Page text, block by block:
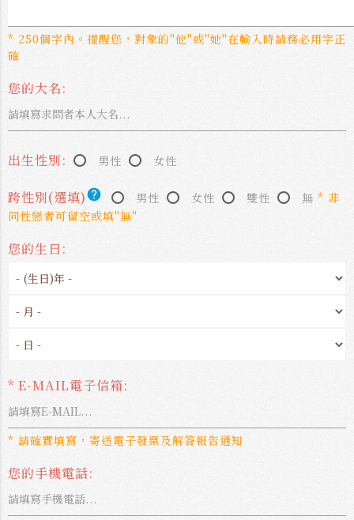
* 250個字內。提醒您，對象的"他"或"她"在輸入時請務必用字正
確
您的大名:
出生性別: 男性 女性
跨性別(選填)help 男性 女性 雙性 無 * 非
同性戀者可留空或填"無"
您的生日:
* E-MAIL電子信箱:
* 請確實填寫，寄送電子發票及解答報告通知
您的手機電話: